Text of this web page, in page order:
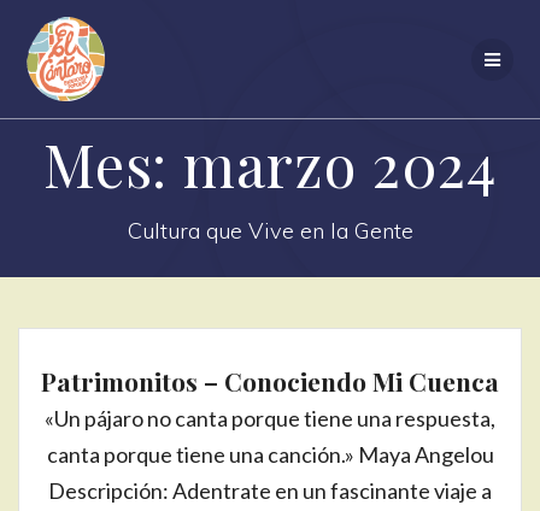
Mes: marzo 2024
Cultura que Vive en la Gente
Patrimonitos – Conociendo Mi Cuenca
«Un pájaro no canta porque tiene una respuesta,
canta porque tiene una canción.» Maya Angelou
Descripción: Adentrate en un fascinante viaje a